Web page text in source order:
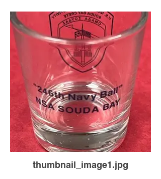
thumbnail_image1.jpg